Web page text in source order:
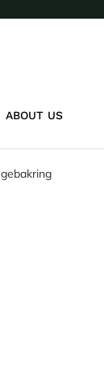
ABOUT US